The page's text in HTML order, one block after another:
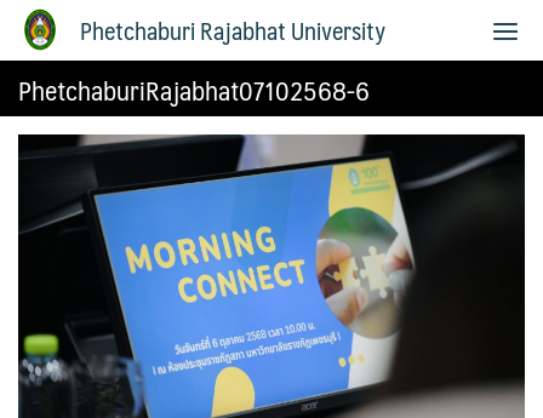
Phetchaburi Rajabhat University
PhetchaburiRajabhat07102568-6